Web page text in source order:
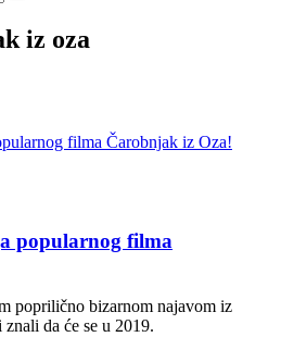
iz oza
popularnog filma
poprilično bizarnom najavom iz
da će se u 2019.